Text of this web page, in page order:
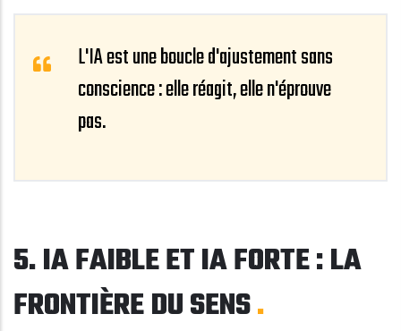
L'IA est une boucle d'ajustement sans
conscience : elle réagit, elle n'éprouve
pas.
5. IA FAIBLE ET IA FORTE : LA
FRONTIÈRE DU SENS